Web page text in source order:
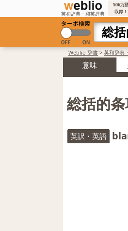
英和辞典・和英辞典
506万
収録！
Weblio 辞書 > 英和辞典
意味
総括的
英訳・英語